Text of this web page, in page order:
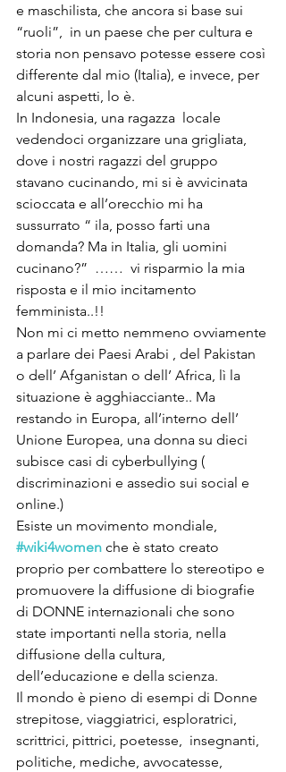
e maschilista, che ancora si base sui
“ruoli”,  in un paese che per cultura e
storia non pensavo potesse essere così
differente dal mio (Italia), e invece, per
alcuni aspetti, lo è.
In Indonesia, una ragazza  locale
vedendoci organizzare una grigliata,
dove i nostri ragazzi del gruppo
stavano cucinando, mi si è avvicinata
scioccata e all’orecchio mi ha
sussurrato “ ila, posso farti una
domanda? Ma in Italia, gli uomini
cucinano?”  ……  vi risparmio la mia
risposta e il mio incitamento
femminista..!!
Non mi ci metto nemmeno ovviamente
a parlare dei Paesi Arabi , del Pakistan
o dell’ Afganistan o dell’ Africa, lì la
situazione è agghiacciante.. Ma
restando in Europa, all’interno dell’
Unione Europea, una donna su dieci
subisce casi di cyberbullying (
discriminazioni e assedio sui social e
online.)
Esiste un movimento mondiale,
#wiki4women che è stato creato
proprio per combattere lo stereotipo e
promuovere la diffusione di biografie
di DONNE internazionali che sono
state importanti nella storia, nella
diffusione della cultura,
dell’educazione e della scienza.
Il mondo è pieno di esempi di Donne
strepitose, viaggiatrici, esploratrici,
scrittrici, pittrici, poetesse,  insegnanti,
politiche, mediche, avvocatesse,